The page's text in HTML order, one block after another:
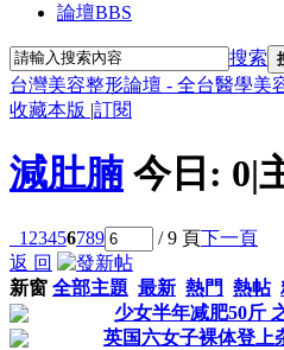
論壇BBS
搜索
台灣美容整形論壇 - 全台醫學美
收藏本版 |訂閱
減肚腩 今日: 0|
1 23456789 / 9 頁下一頁
返 回
新窗 全部主題 最新 熱門 熱帖
少女半年减肥50斤
英国六女子裸体登上